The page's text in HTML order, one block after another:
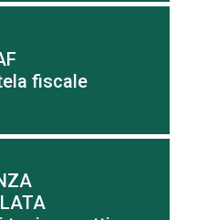
fiscale
più
più